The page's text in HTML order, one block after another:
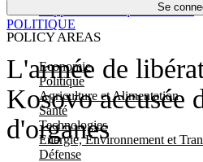
Se
POLICY AREAS
Economie
Politique
Agriculture et Alimentation
Santé
Technologies
Energie, Environnement et
Défense
Économie
L'armée de
Kosovo accusée
d'organes
POLITIQUE